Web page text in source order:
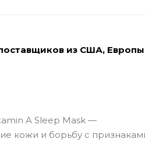
из США,
A Sleep Mask —
кожи и борьбу с